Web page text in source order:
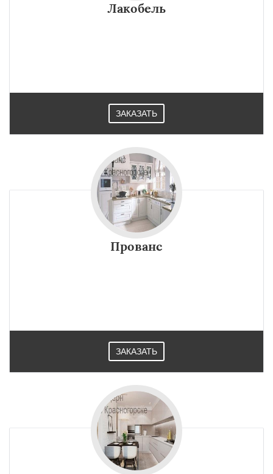
Лакобель
ЗАКАЗАТЬ
Прованс
ЗАКАЗАТЬ